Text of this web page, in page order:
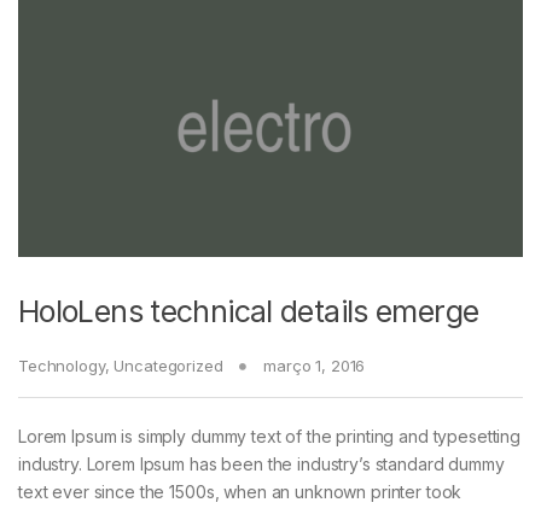
HoloLens technical details emerge
Technology, Uncategorized março 1, 2016
Lorem Ipsum is simply dummy text of the printing and typesetting
industry. Lorem Ipsum has been the industry’s standard dummy
text ever since the 1500s, when an unknown printer took